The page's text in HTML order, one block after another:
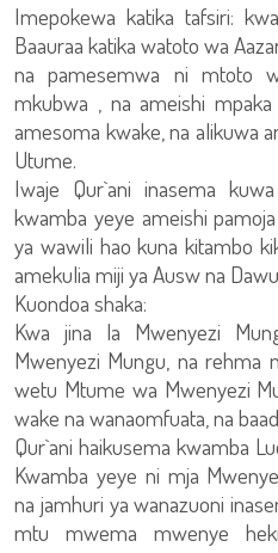
Imepokewa katika tafsiri:
Baauraa katika watoto wa
na pamesemwa ni mtoto
mkubwa , na ameishi
amesoma kwake, na alikuwa
Utume.
Iwaje Qur`ani inasema
kwamba yeye ameishi
ya wawili hao kuna kitambo
amekulia miji ya Ausw na
Kuondoa shaka:
Kwa jina la Mwenyezi
Mwenyezi Mungu, na rehma
wetu Mtume wa Mwenyezi
wake na wanaomfuata, na
Qur`ani haikusema kwamba
Kwamba yeye ni mja
na jamhuri ya wanazuoni
mtu mwema mwenye